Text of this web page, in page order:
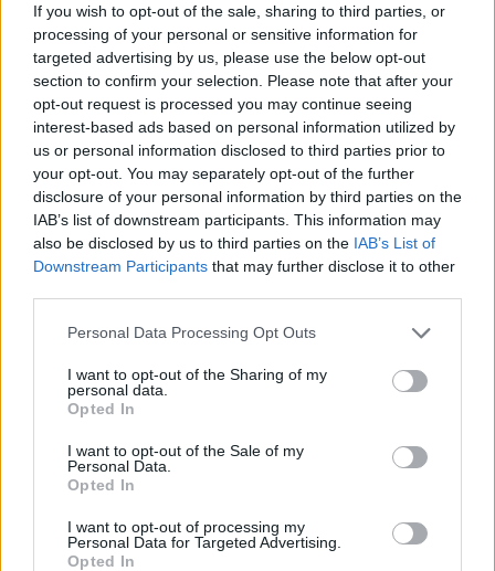
If you wish to opt-out of the sale, sharing to third parties, or
processing of your personal or sensitive information for
targeted advertising by us, please use the below opt-out
section to confirm your selection. Please note that after your
opt-out request is processed you may continue seeing
interest-based ads based on personal information utilized by
us or personal information disclosed to third parties prior to
your opt-out. You may separately opt-out of the further
disclosure of your personal information by third parties on the
IAB’s list of downstream participants. This information may
also be disclosed by us to third parties on the IAB’s List of
Downstream Participants that may further disclose it to other
Personal Data Processing Opt Outs
I want to opt-out of the Sharing of my
personal data.
Opted In
I want to opt-out of the Sale of my
Personal Data.
Opted In
I want to opt-out of processing my
Personal Data for Targeted Advertising.
Opted In
Καναδά Thales [vid]
ΔΙΑΦΗΜΙΣΗ
ΣΧΕΤΙΚΑ ΑΡΘΡΑ